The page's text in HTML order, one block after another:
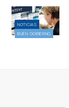
NOTICIAS
BUEN GOBIERNO